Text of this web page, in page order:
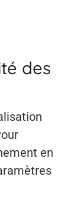
des
en